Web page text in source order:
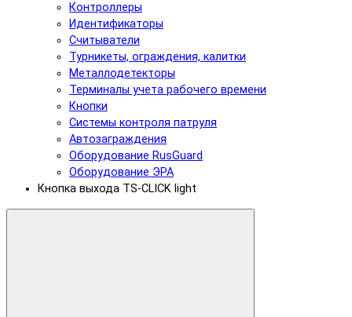
Контроллеры
Идентификаторы
Считыватели
Турникеты, ограждения, калитки
Металлодетекторы
Терминалы учета рабочего времени
Кнопки
Системы контроля патруля
Автозаграждения
Оборудование RusGuard
Оборудование ЭРА
Кнопка выхода TS-CLICK light